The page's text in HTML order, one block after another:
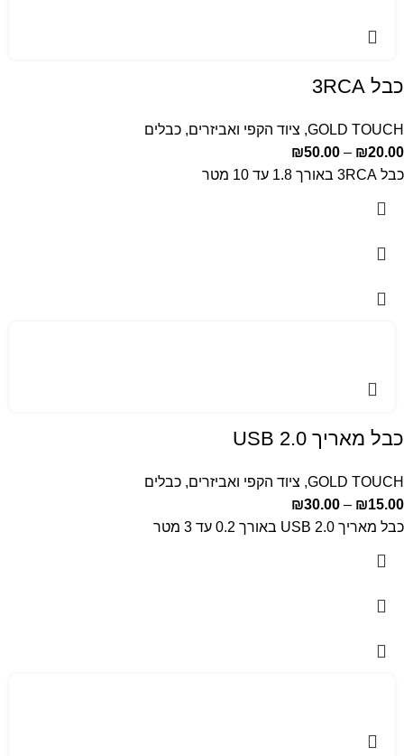
כבל 3RCA
GOLD TOUCH
, ציוד הקפי ואביזרים, כבלים
₪20.00
–
₪50.00
כבל 3RCA באורך 1.8 עד 10 מטר
כבל מאריך USB 2.0
GOLD TOUCH
, ציוד הקפי ואביזרים, כבלים
₪15.00
–
₪30.00
כבל מאריך USB 2.0 באורך 0.2 עד 3 מטר